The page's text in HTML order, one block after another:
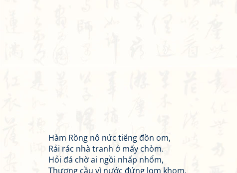
Hàm Rồng nô nức tiếng đồn om,
Rải rác nhà tranh ở mấy chòm.
Hỏi đá chờ ai ngồi nhấp nhổm,
Thương cầu vì nước đứng lom khom.